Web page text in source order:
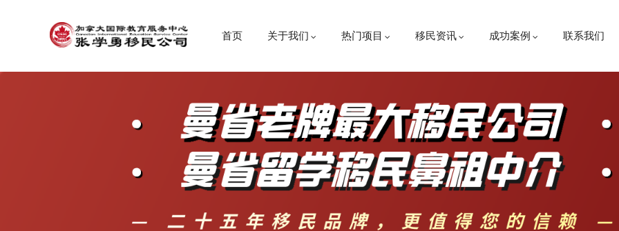
首页 关于我们 热门项目 移民资讯 成功案例 联系我们